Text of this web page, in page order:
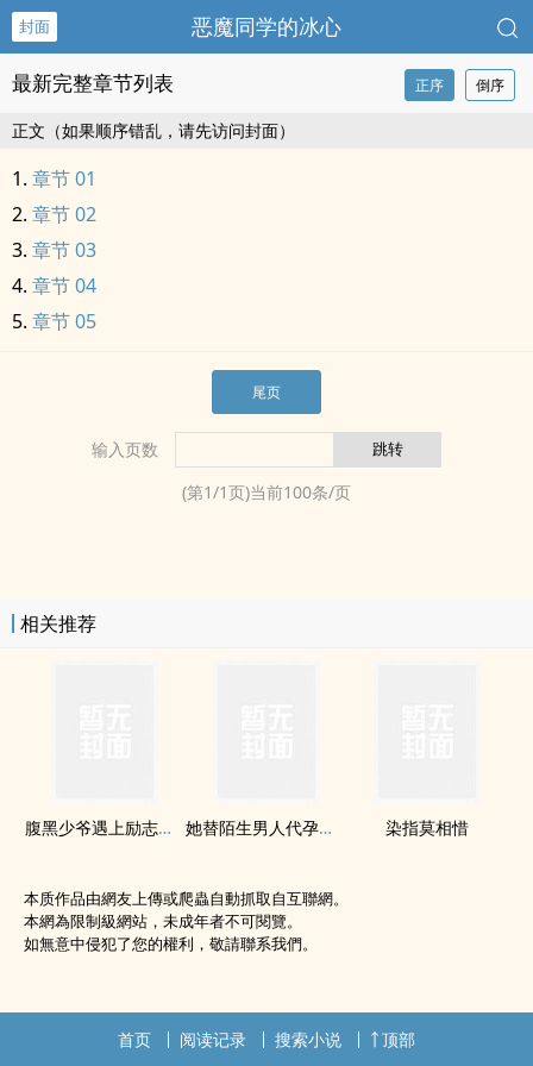
封面 恶魔同学的冰心
最新完整章节列表 正序 倒序
正文（如果顺序错乱，请先访问封面）
章节 01
章节 02
章节 03
章节 04
章节 05
尾页
输入页数
(第1/1页)当前100条/页
相关推荐
腹黑少爷遇上励志女佣 她替陌生男人代孕生下双胞胎，五年后... 染指莫相惜
本质作品由網友上傳或爬蟲自動抓取自互聯網。
本網為限制級網站，未成年者不可閱覽。
如無意中侵犯了您的權利，敬請聯系我們。
首页 阅读记录 搜索小说 顶部